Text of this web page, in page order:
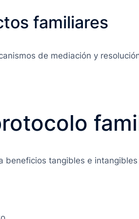
familiares
de mediación y
beneficios tangibles e